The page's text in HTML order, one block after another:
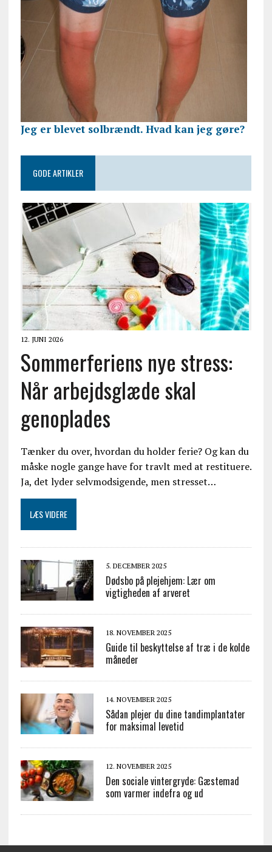
Jeg er blevet solbrændt. Hvad kan jeg gøre?
GODE ARTIKLER
12. JUNI 2026
Sommerferiens nye stress:
Når arbejdsglæde skal
genoplades
Tænker du over, hvordan du holder ferie? Og kan du
måske nogle gange have for travlt med at restituere.
Ja, det lyder selvmodsigende, men stresset…
LÆS VIDERE
5. DECEMBER 2025
Dødsbo på plejehjem: Lær om
vigtigheden af arveret
18. NOVEMBER 2025
Guide til beskyttelse af træ i de kolde
måneder
14. NOVEMBER 2025
Sådan plejer du dine tandimplantater
for maksimal levetid
12. NOVEMBER 2025
Den sociale vintergryde: Gæstemad
som varmer indefra og ud